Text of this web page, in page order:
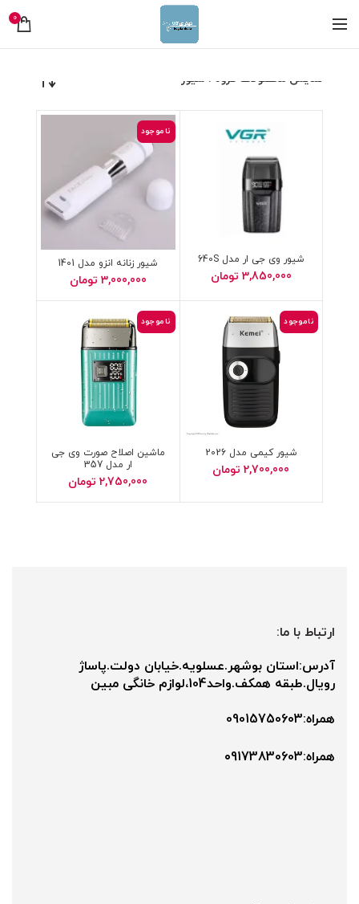
0
نمایش محصولات گروه : شیور
شیور وی جی ار مدل 640S
3,850,000 تومان
ناموجود
شیور زنانه انزو مدل 1401
3,000,000 تومان
ناموجود
شیور کیمی مدل 2026
2,700,000 تومان
ناموجود
ماشین اصلاح صورت وی جی
ار مدل 357
2,750,000 تومان
ارتباط با ما:
آدرس:استان بوشهر.عسلویه.خیابان دولت.پاساژ
رویال.طبقه همکف.واحد104،لوازم خانگی مبین
همراه:09015750603
همراه:۰9173830603